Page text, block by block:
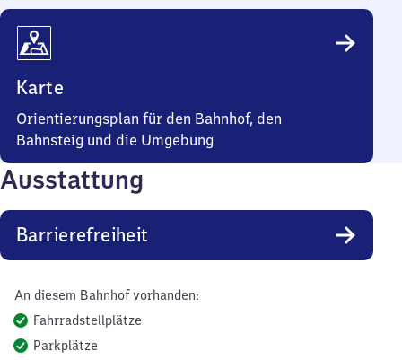
Karte
Orientierungsplan für den Bahnhof, den
Bahnsteig und die Umgebung
Ausstattung
Barrierefreiheit
An diesem Bahnhof vorhanden:
Fahrradstellplätze
Parkplätze